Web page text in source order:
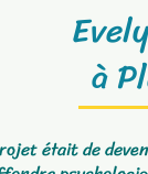
à
était de